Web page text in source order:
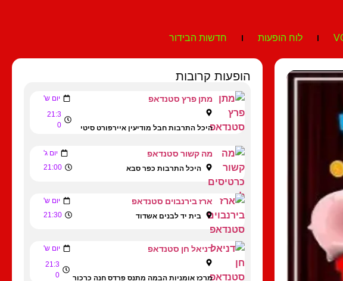
לוח הופעות חדשות הבידור
הופעות קרובות
מתן פרץ סטנדאפ יום ש'
היכל התרבות חבל מודיעין איירפורט סיטי
21:3
0
מה קשור סטנדאפ יום ג'
היכל התרבות כפר סבא 21:00
ארז בירנבוים סטנדאפ יום ש'
בית יד לבנים אשדוד 21:30
דניאל חן סטנדאפ יום ש'
מרכז אומניות הבמה מתנס פרדס חנה כרכור
21:3
0